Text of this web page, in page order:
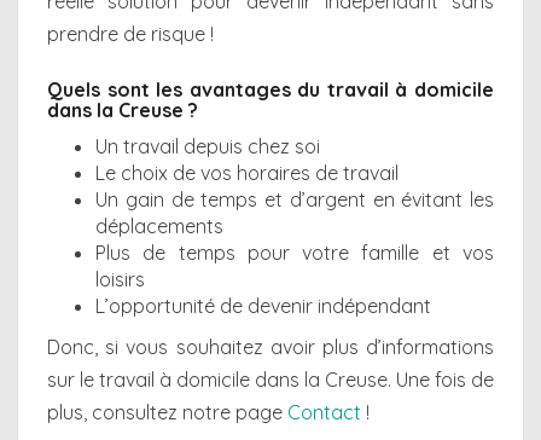
prendre de risque !
Quels sont les avantages du travail à domicile
dans la Creuse ?
Un travail depuis chez soi
Le choix de vos horaires de travail
Un gain de temps et d’argent en évitant les
déplacements
Plus de temps pour votre famille et vos
loisirs
L’opportunité de devenir indépendant
Donc, si vous souhaitez avoir plus d’informations
sur le travail à domicile dans la Creuse. Une fois de
plus, consultez notre page Contact !